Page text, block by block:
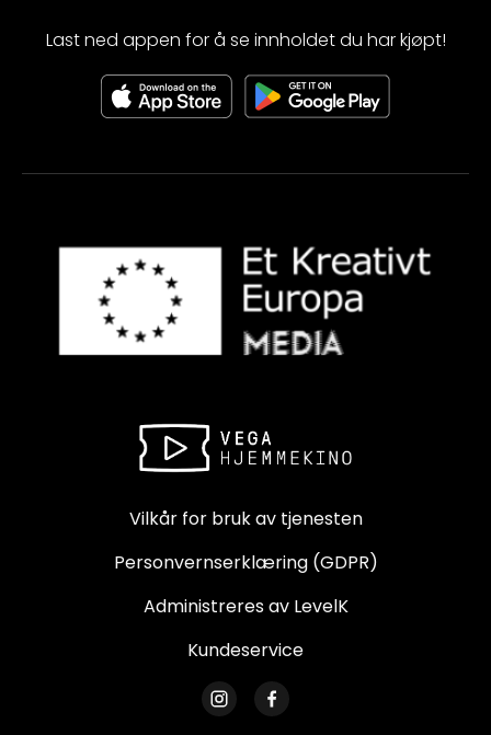
Last ned appen for å se innholdet du har kjøpt!
Vilkår for bruk av tjenesten
Personvernserklæring (GDPR)
Administreres av LevelK
Kundeservice